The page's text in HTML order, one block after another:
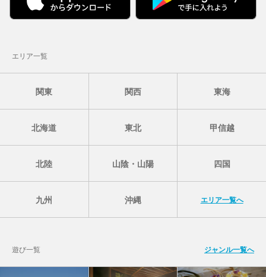
エリア一覧
関東 関西 東海
北海道 東北 甲信越
北陸 山陰・山陽 四国
九州 沖縄 エリア一覧へ
遊び一覧 ジャンル一覧へ